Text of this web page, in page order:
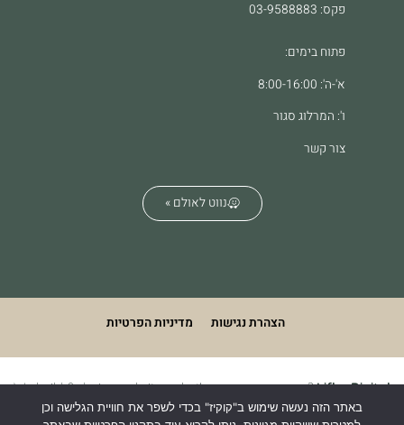
פקס: 03-9588883
פתוח בימים:
א'-ה': 8:00-16:00
ו': המרלוג סגור
צור קשר
נווט לאולם »
הצהרת נגישות מדיניות הפרטיות
We build & design websites. what's your superpower?Lifko Digital
באתר הזה נעשה שימוש ב"קוקיז" בכדי לשפר את חוויית הגלישה וכן